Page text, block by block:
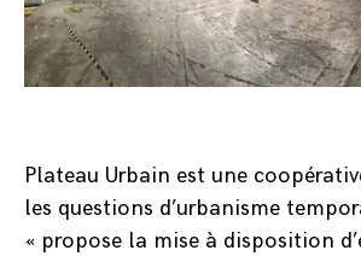
Plateau Urbain est une
les questions d’urbanisme
« propose la mise à disposition